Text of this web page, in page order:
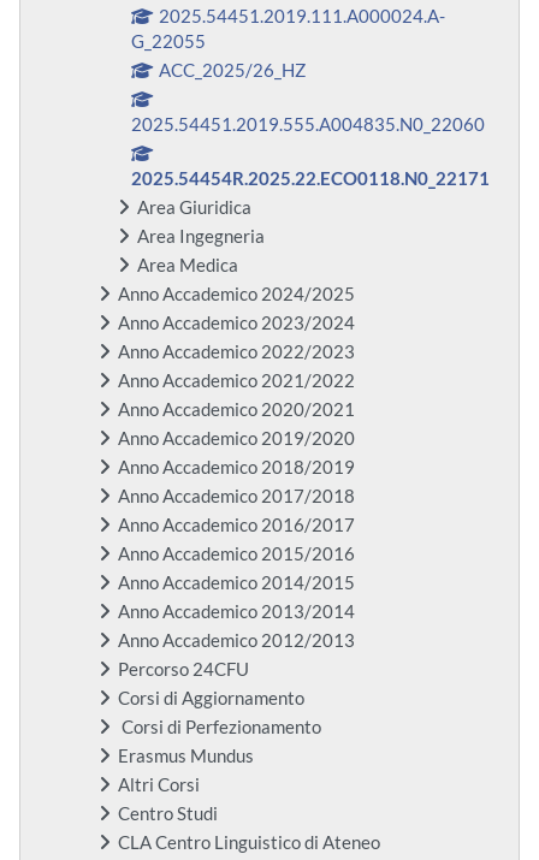
2025.54451.2019.111.A000024.A-
G_22055
ACC_2025/26_HZ
2025.54451.2019.555.A004835.N0_22060
2025.54454R.2025.22.ECO0118.N0_22171
Area Giuridica
Area Ingegneria
Area Medica
Anno Accademico 2024/2025
Anno Accademico 2023/2024
Anno Accademico 2022/2023
Anno Accademico 2021/2022
Anno Accademico 2020/2021
Anno Accademico 2019/2020
Anno Accademico 2018/2019
Anno Accademico 2017/2018
Anno Accademico 2016/2017
Anno Accademico 2015/2016
Anno Accademico 2014/2015
Anno Accademico 2013/2014
Anno Accademico 2012/2013
Percorso 24CFU
Corsi di Aggiornamento
Corsi di Perfezionamento
Erasmus Mundus
Altri Corsi
Centro Studi
CLA Centro Linguistico di Ateneo